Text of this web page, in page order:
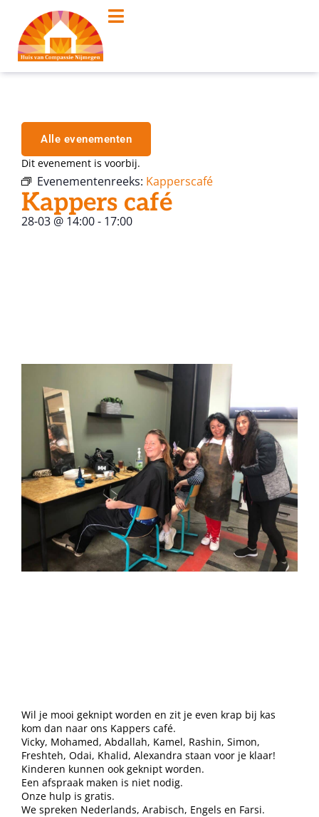
Alle evenementen
Dit evenement is voorbij.
Evenementenreeks: Kapperscafé
Kappers café
28-03 @ 14:00- 17:00
Wil je mooi geknipt worden en zit je even krap bij kas
kom dan naar ons Kappers café.
Vicky, Mohamed, Abdallah, Kamel, Rashin, Simon,
Freshteh, Odai, Khalid, Alexandra staan voor je klaar!
Kinderen kunnen ook geknipt worden.
Een afspraak maken is niet nodig.
Onze hulp is gratis.
We spreken Nederlands, Arabisch, Engels en Farsi.